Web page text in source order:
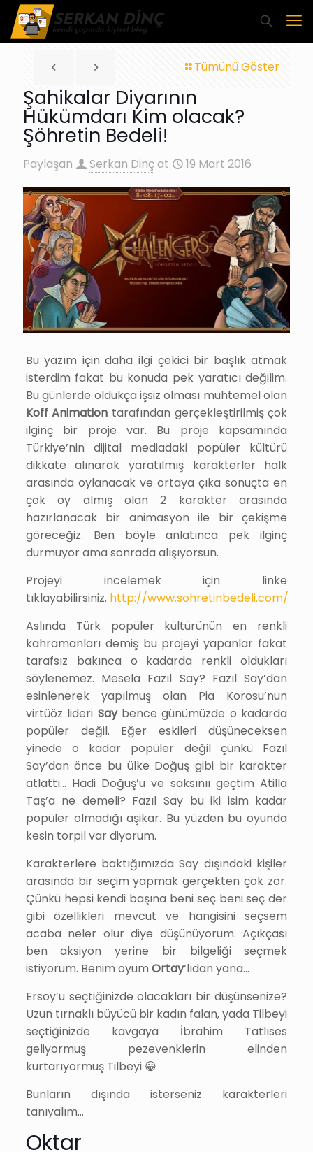
Tümünü Göster
Şahikalar Diyarının
Hükümdarı Kim olacak?
Şöhretin Bedeli!
Paylaşan Serkan Dinçat 19 Mart 2016
Bu yazım için daha ilgi çekici bir başlık atmak
isterdim fakat bu konuda pek yaratıcı değilim.
Bu günlerde oldukça işsiz olması muhtemel olan
Koff Animation tarafından gerçekleştirilmiş çok
ilginç bir proje var. Bu proje kapsamında
Türkiye’nin dijital mediadaki popüler kültürü
dikkate alınarak yaratılmış karakterler halk
arasında oylanacak ve ortaya çıka sonuçta en
çok oy almış olan 2 karakter arasında
hazırlanacak bir animasyon ile bir çekişme
göreceğiz. Ben böyle anlatınca pek ilginç
durmuyor ama sonrada alışıyorsun.
Projeyi incelemek için linke
tıklayabilirsiniz. http://www.sohretinbedeli.com/
Aslında Türk popüler kültürünün en renkli
kahramanları demiş bu projeyi yapanlar fakat
tarafsız bakınca o kadarda renkli oldukları
söylenemez. Mesela Fazıl Say? Fazıl Say’dan
esinlenerek yapılmuş olan Pia Korosu’nun
virtüöz lideri Saybence günümüzde o kadarda
popüler değil. Eğer eskileri düşüneceksen
yinede o kadar popüler değil çünkü Fazıl
Say’dan önce bu ülke Doğuş gibi bir karakter
atlattı… Hadi Doğuş’u ve saksınıı geçtim Atilla
Taş’a ne demeli? Fazıl Say bu iki isim kadar
popüler olmadığı aşikar. Bu yüzden bu oyunda
kesin torpil var diyorum.
Karakterlere baktığımızda Say dışındaki kişiler
arasında bir seçim yapmak gerçekten çok zor.
Çünkü hepsi kendi başına beni seç beni seç der
gibi özellikleri mevcut ve hangisini seçsem
acaba neler olur diye düşünüyorum. Açıkçası
ben aksiyon yerine bir bilgeliği seçmek
istiyorum. Benim oyum Ortay‘lıdan yana…
Ersoy’u seçtiğinizde olacakları bir düşünsenize?
Uzun tırnaklı büyücü bir kadın falan, yada Tilbeyi
seçtiğinizde kavgaya İbrahim Tatlıses
geliyormuş pezevenklerin elinden
kurtarıyormuş Tilbeyi 😀
Bunların dışında isterseniz karakterleri
tanıyalım…
Oktar